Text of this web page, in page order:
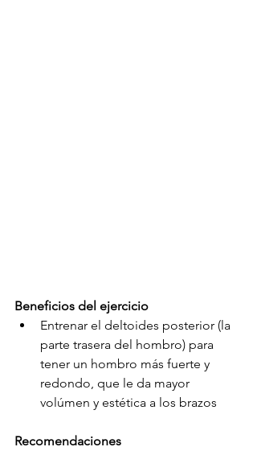
Beneficios del ejercicio
Entrenar el deltoides posterior (la
parte trasera del hombro) para
tener un hombro más fuerte y
redondo, que le da mayor
volúmen y estética a los brazos
Recomendaciones